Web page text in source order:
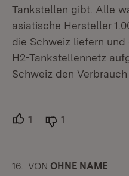
Tankstellen gibt. Alle
asiatische Hersteller
die Schweiz liefern
H2-Tankstellennetz
Schweiz den Verbrauch
1 Unterstützer.
1
16. KOMMENTAR
VON :OHNE NAME